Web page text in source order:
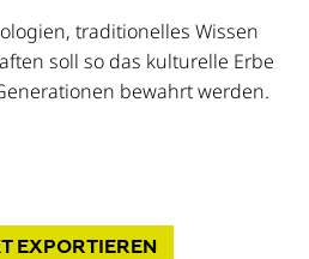
traditionelles Wissen
soll so das kulturelle Erbe
bewahrt werden.
EXPORTIEREN